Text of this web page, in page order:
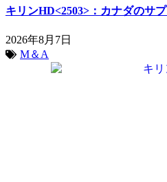
キリンHD<2503>：カナダのサ
2026年8月7日
M＆A